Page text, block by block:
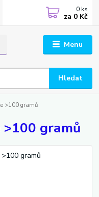
Menu
Hledat
0 ks
za 0 Kč
>100 gramů
gramů